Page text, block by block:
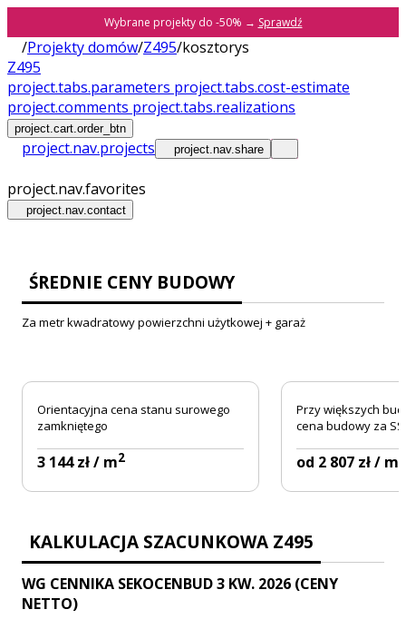
Wybrane projekty do -50% → Sprawdź
/Projekty domów/Z495/kosztorys
Z495
project.tabs.parameters project.tabs.cost-estimate
project.comments project.tabs.realizations
project.cart.order_btn
project.nav.projects project.nav.share
project.nav.favorites
project.nav.contact
ŚREDNIE CENY BUDOWY
Za metr kwadratowy powierzchni użytkowej + garaż
Orientacyjna cena stanu surowego
zamkniętego
3 144 zł / m2
Przy większych
cena budowy za
od 2 807 zł / m
KALKULACJA SZACUNKOWA Z495
WG CENNIKA SEKOCENBUD 3 KW. 2026 (CENY
NETTO)